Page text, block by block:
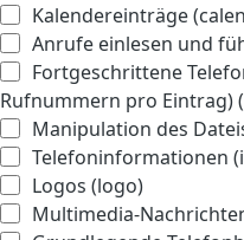
Kalendereinträge
Anrufe einlesen und
Fortgeschrittene
Rufnummern pro Eintrag)
Manipulation des
Telefoninformationen
Logos (logo)
Multimedia-